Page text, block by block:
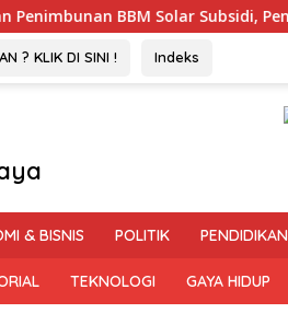
Penindakan Dipertanyakan
? KLIK DI SINI ! Indeks
& BISNIS POLITIK PENDIDIKAN
TEKNOLOGI GAYA HIDUP